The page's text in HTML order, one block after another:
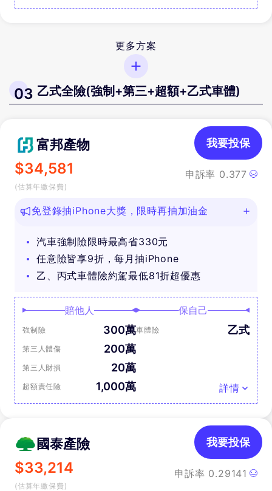
更多方案
03 乙式全險(強制+第三+超額+乙式車體)
富邦產物
$34,581
(估算年繳保費)
申訴率 0.377
我要投保
免登錄抽iPhone大獎，限時再抽加油金
汽車強制險限時最高省330元
任意險皆享9折，每月抽iPhone
乙、丙式車體險約駕最低81折超優惠
賠他人
強制險 300萬
第三人體傷 200萬
第三人財損 20萬
超額責任險 1,000萬
保自己
車體險 乙式
詳情
國泰產險
$33,214
(估算年繳保費)
申訴率 0.29141
我要投保